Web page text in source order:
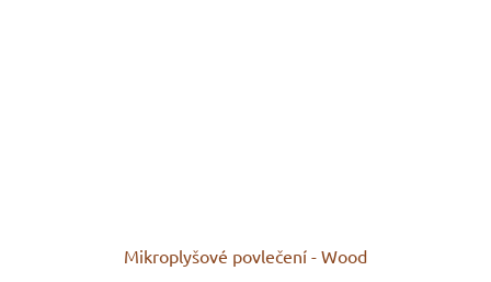
Mikroplyšové povlečení - Wood